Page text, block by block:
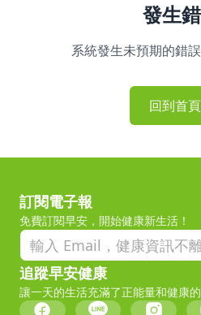
發生
系統發生未預期的錯
回到首頁
訂閱電子報
免費訂閱早安，開始健康新生活！
追蹤早安健康
讓一天的生活充滿了正能量和健康